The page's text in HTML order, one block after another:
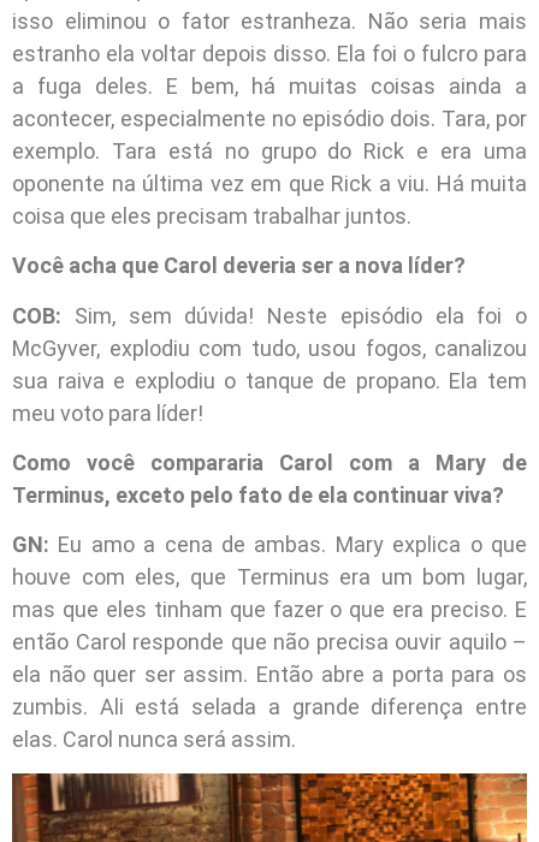
isso eliminou o fator estranheza. Não seria mais
estranho ela voltar depois disso. Ela foi o fulcro para
a fuga deles. E bem, há muitas coisas ainda a
acontecer, especialmente no episódio dois. Tara, por
exemplo. Tara está no grupo do Rick e era uma
oponente na última vez em que Rick a viu. Há muita
coisa que eles precisam trabalhar juntos.
Você acha que Carol deveria ser a nova líder?
COB: Sim, sem dúvida! Neste episódio ela foi o
McGyver, explodiu com tudo, usou fogos, canalizou
sua raiva e explodiu o tanque de propano. Ela tem
meu voto para líder!
Como você compararia Carol com a Mary de
Terminus, exceto pelo fato de ela continuar viva?
GN: Eu amo a cena de ambas. Mary explica o que
houve com eles, que Terminus era um bom lugar,
mas que eles tinham que fazer o que era preciso. E
então Carol responde que não precisa ouvir aquilo –
ela não quer ser assim. Então abre a porta para os
zumbis. Ali está selada a grande diferença entre
elas. Carol nunca será assim.